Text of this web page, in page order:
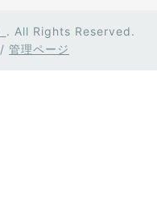
. All Rights Reserved.
/ 管理ページ